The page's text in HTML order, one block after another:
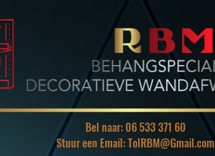
Bel naar: 06 533 371 60
Stuur een Email: TolRBM@Gmail.com